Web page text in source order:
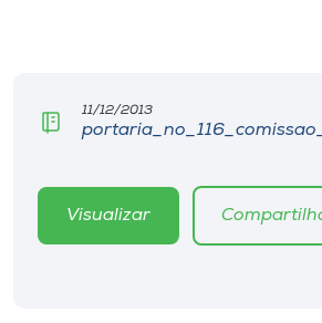
Editora
Museu
11/12/2013
Visualizar